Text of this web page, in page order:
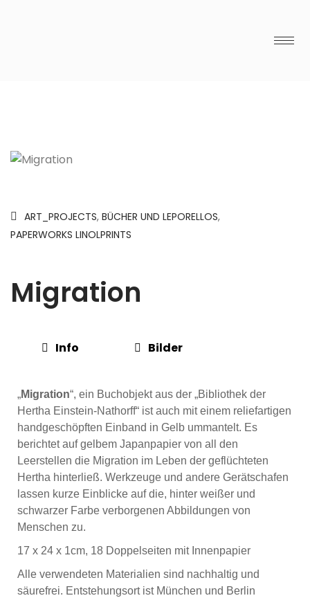
ART_PROJECTS, BÜCHER UND LEPORELLOS,
PAPERWORKS LINOLPRINTS
Migration
Info Bilder
„Migration“, ein Buchobjekt aus der „Bibliothek der
Hertha Einstein-Nathorff“ ist auch mit einem reliefartigen
handgeschöpften Einband in Gelb ummantelt. Es
berichtet auf gelbem Japanpapier von all den
Leerstellen die Migration im Leben der geflüchteten
Hertha hinterließ. Werkzeuge und andere Gerätschafen
lassen kurze Einblicke auf die, hinter weißer und
schwarzer Farbe verborgenen Abbildungen von
Menschen zu.
17 x 24 x 1cm, 18 Doppelseiten mit Innenpapier
Alle verwendeten Materialien sind nachhaltig und
säurefrei. Entstehungsort ist München und Berlin